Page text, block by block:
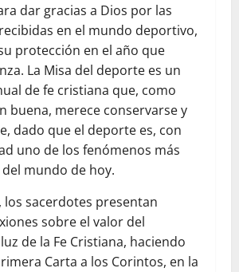
dar gracias a Dios por las
en el mundo deportivo,
protección en el año que
La Misa del deporte es un
de fe cristiana que, como
buena, merece conservarse y
dado que el deporte es, con
uno de los fenómenos más
mundo de hoy.
los sacerdotes presentan
sobre el valor del
de la Fe Cristiana, haciendo
Carta a los Corintos, en la